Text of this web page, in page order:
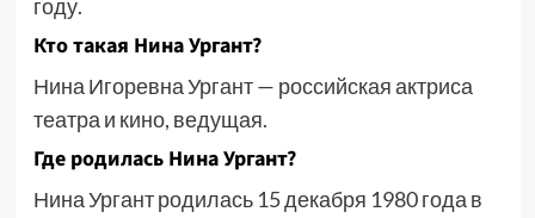
году.
Кто такая Нина Ургант?
Нина Игоревна Ургант — российская актриса
театра и кино, ведущая.
Где родилась Нина Ургант?
Нина Ургант родилась 15 декабря 1980 года в